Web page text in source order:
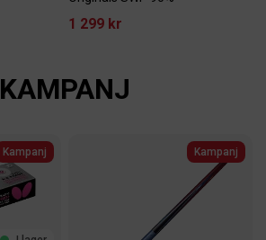
1 299 kr
KAMPANJ
Kampanj Kampanj